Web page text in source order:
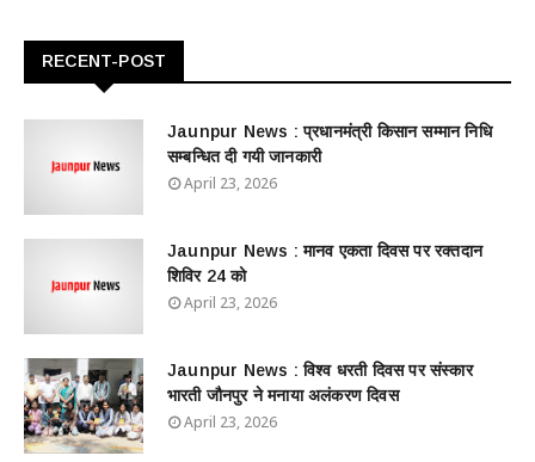
RECENT-POST
Jaunpur News : ​प्रधानमंत्री किसान सम्मान निधि
सम्बन्धित दी गयी जानकारी
April 23, 2026
Jaunpur News : ​मानव एकता दिवस पर रक्तदान
शिविर 24 को
April 23, 2026
Jaunpur News : विश्व धरती दिवस पर संस्कार
भारती जौनपुर ने मनाया अलंकरण दिवस
April 23, 2026